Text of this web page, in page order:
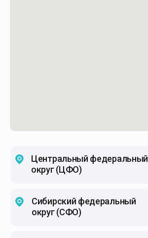
Сибирский федеральный
округ (СФО)
Центральный федеральный
округ (ЦФО)